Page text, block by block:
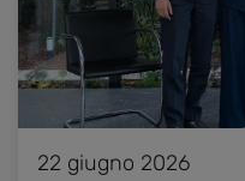
22 giugno 2026